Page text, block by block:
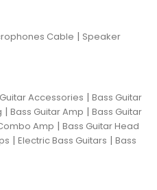
Cable | Speaker
Accessories | Bass Guitar
| Bass Guitar Amp | Bass Guitar
Amp | Bass Guitar Head
| Electric Bass Guitars | Bass